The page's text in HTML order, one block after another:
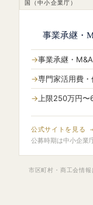
国（中小企業庁）
事業承継・
事業承継・
専門家活用費
上限250万円〜
公式サイトを見る →
公募時期は中小企業
市区町村・商工会情